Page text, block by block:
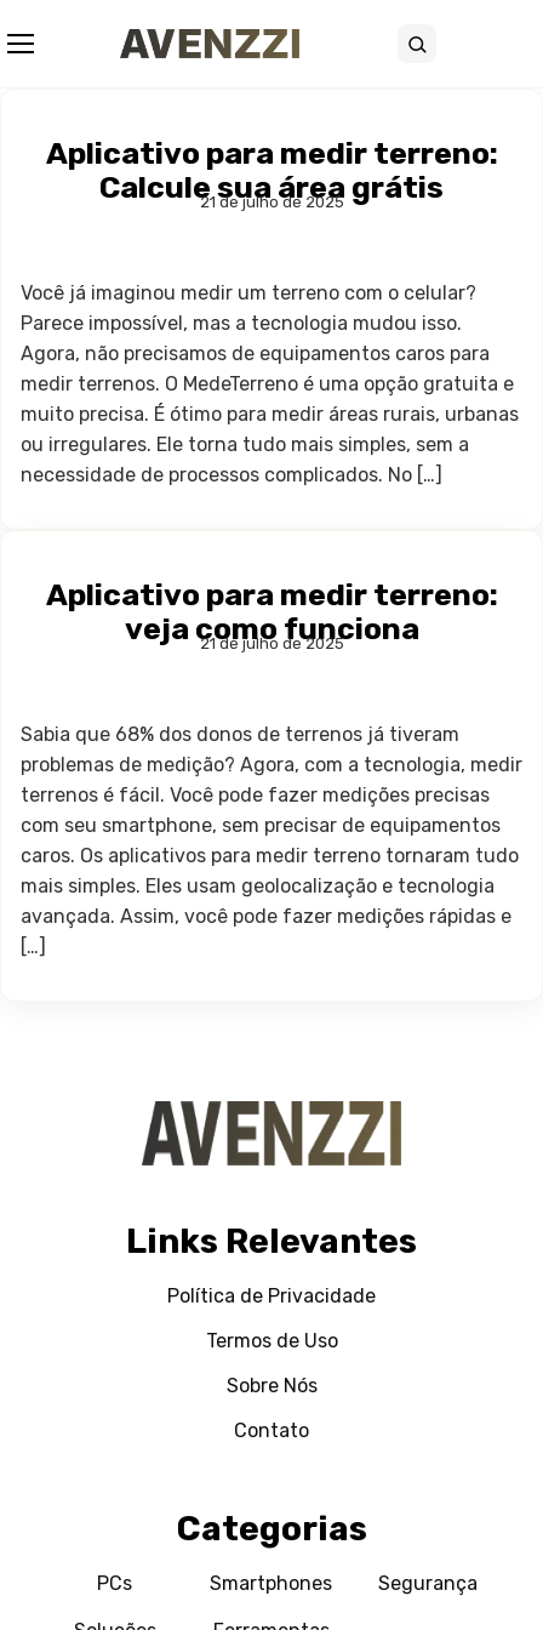
Buscar
Aplicativo para medir terreno:
Calcule sua área grátis
21 de julho de 2025
Você já imaginou medir um terreno com o celular?
Parece impossível, mas a tecnologia mudou isso.
Agora, não precisamos de equipamentos caros para
medir terrenos. O MedeTerreno é uma opção gratuita e
muito precisa. É ótimo para medir áreas rurais, urbanas
ou irregulares. Ele torna tudo mais simples, sem a
necessidade de processos complicados. No […]
Aplicativo para medir terreno:
veja como funciona
21 de julho de 2025
Sabia que 68% dos donos de terrenos já tiveram
problemas de medição? Agora, com a tecnologia, medir
terrenos é fácil. Você pode fazer medições precisas
com seu smartphone, sem precisar de equipamentos
caros. Os aplicativos para medir terreno tornaram tudo
mais simples. Eles usam geolocalização e tecnologia
avançada. Assim, você pode fazer medições rápidas e
[…]
Links Relevantes
Política de Privacidade
Termos de Uso
Sobre Nós
Contato
Categorias
PCs Smartphones Segurança